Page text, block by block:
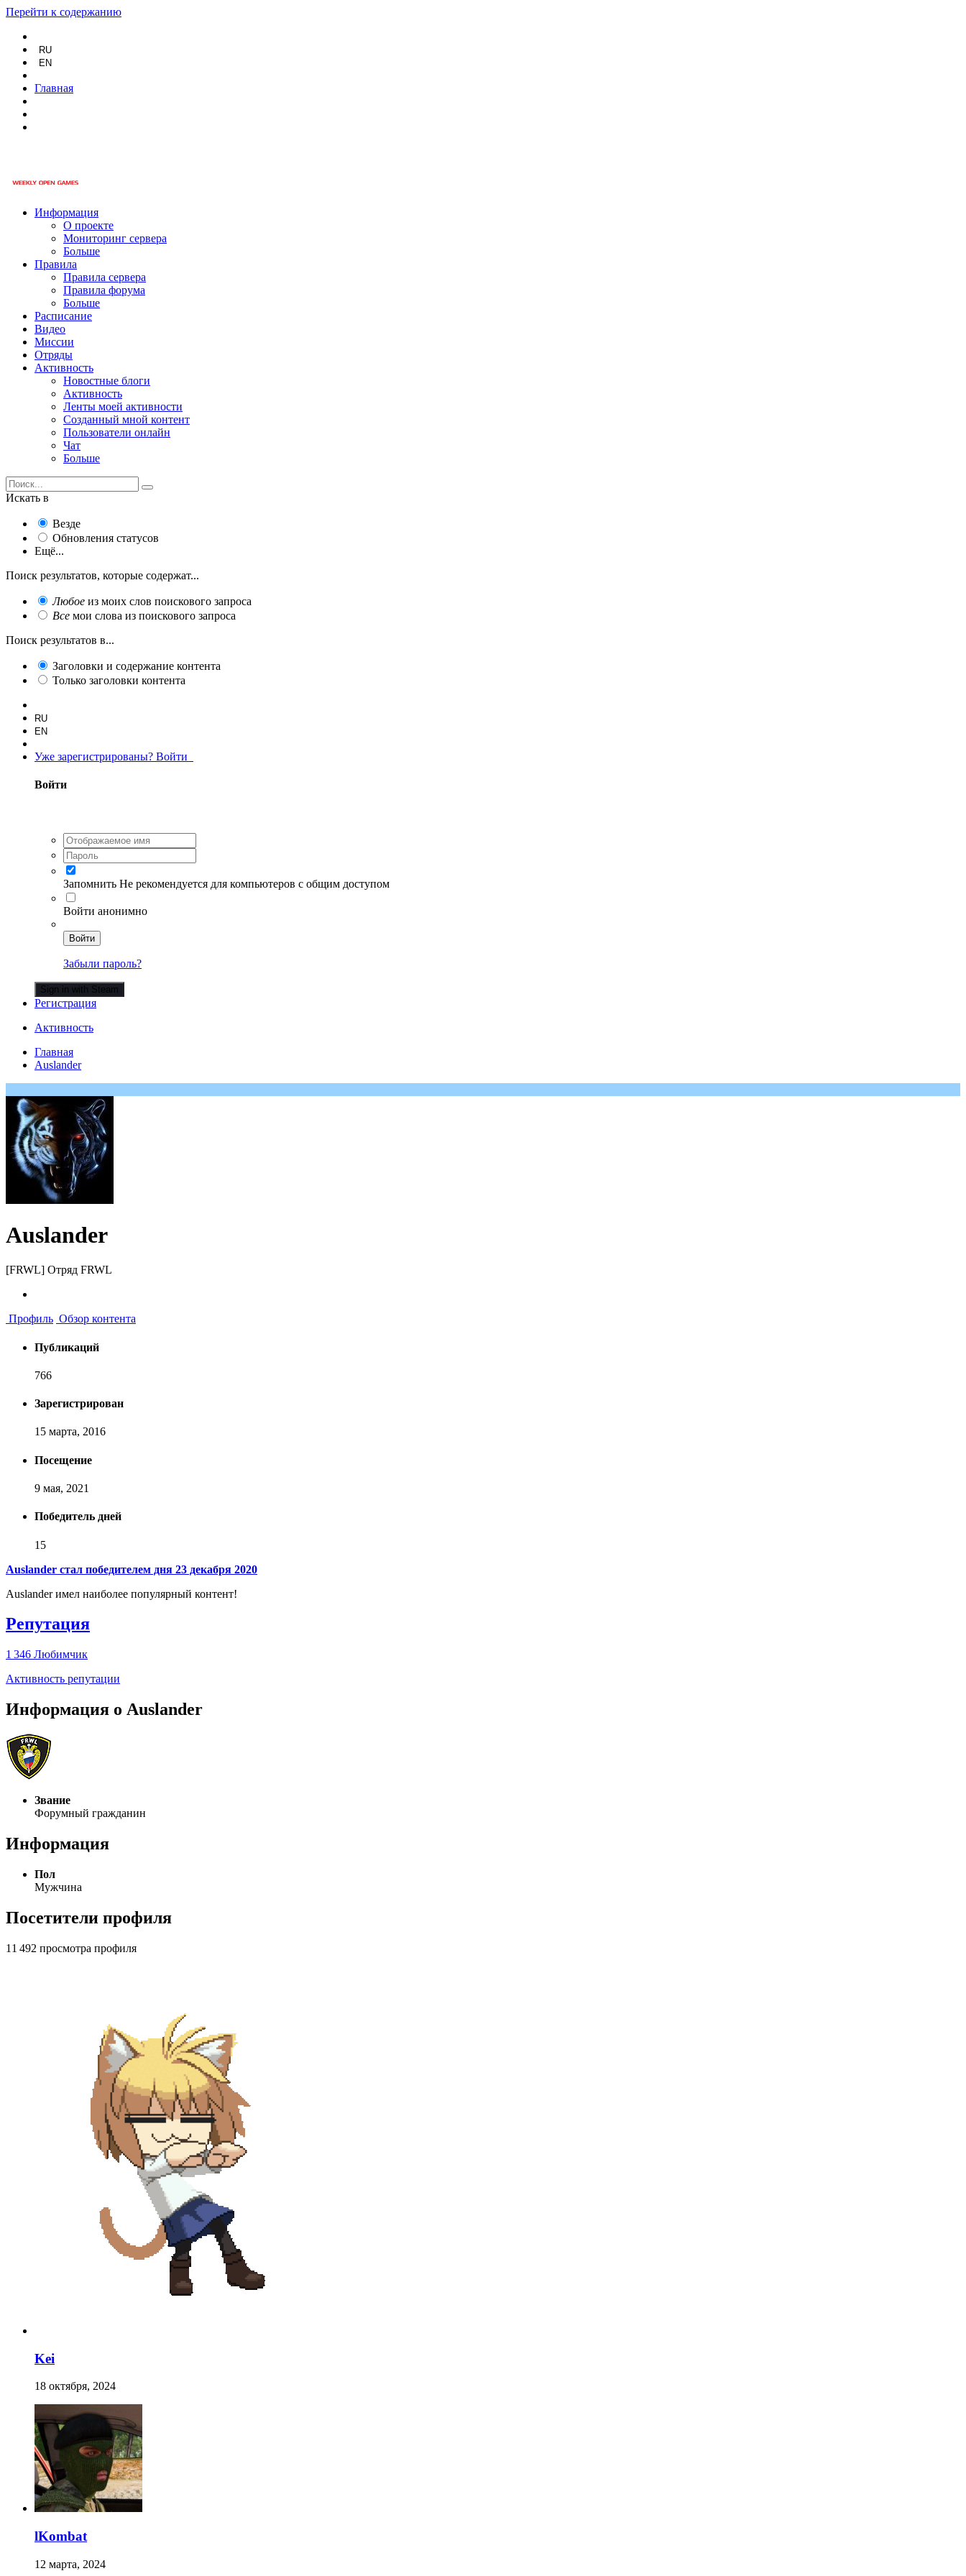
Перейти к содержанию
RU
EN
Главная
Информация
О проекте
Мониторинг сервера
Больше
Правила
Правила сервера
Правила форума
Больше
Расписание
Видео
Миссии
Отряды
Активность
Новостные блоги
Активность
Ленты моей активности
Созданный мной контент
Пользователи онлайн
Чат
Больше
Искать в
Везде
Обновления статусов
Ещё...
Поиск результатов, которые содержат...
Любое из моих слов поискового запроса
Все мои слова из поискового запроса
Поиск результатов в...
Заголовки и содержание контента
Только заголовки контента
RU
EN
Уже зарегистрированы? Войти
Войти
Запомнить Не рекомендуется для компьютеров с общим доступом
Войти анонимно
Войти
Забыли пароль?
Sign in with Steam
Регистрация
Активность
Главная
Auslander
Auslander
[FRWL] Отряд FRWL
Профиль Обзор контента
Публикаций
766
Зарегистрирован
15 марта, 2016
Посещение
9 мая, 2021
Победитель дней
15
Auslander стал победителем дня 23 декабря 2020
Auslander имел наиболее популярный контент!
Репутация
1 346 Любимчик
Активность репутации
Информация о Auslander
Звание
Форумный гражданин
Информация
Пол
Мужчина
Посетители профиля
11 492 просмотра профиля
Kei
18 октября, 2024
lKombat
12 марта, 2024